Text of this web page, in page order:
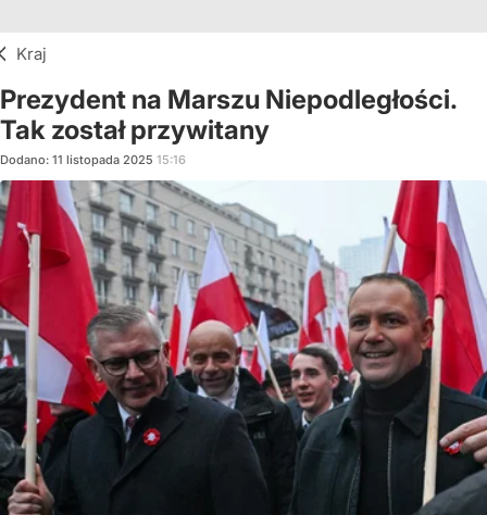
Kraj
Prezydent na Marszu Niepodległości.
Tak został przywitany
Dodano: 11 listopada 2025 15:16